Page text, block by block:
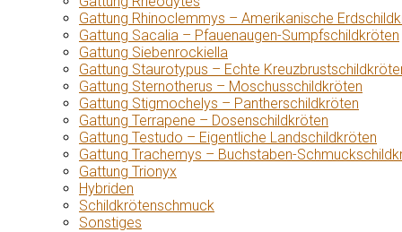
Gattung Rhinoclemmys – Amerikanische
Gattung Sacalia – Pfauenaugen-Sumpfschildkröten
Gattung Siebenrockiella
Gattung Staurotypus – Echte
Gattung Sternotherus – Moschusschildkröten
Gattung Stigmochelys – Pantherschildkröten
Gattung Terrapene – Dosenschildkröten
Gattung Testudo – Eigentliche Landschildkröten
Gattung Trachemys – Buchstaben-
Gattung Trionyx
Hybriden
Schildkrötenschmuck
Sonstiges